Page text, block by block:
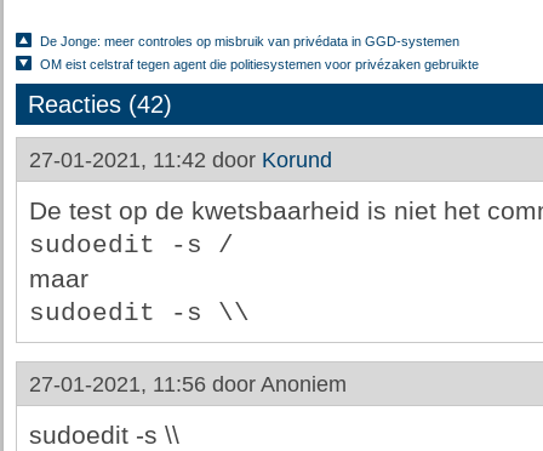
De Jonge: meer controles op misbruik van privédata in GGD-systemen
OM eist celstraf tegen agent die politiesystemen voor privézaken gebruikte
Reacties (42)
27-01-2021, 11:42 door Korund
De test op de kwetsbaarheid is niet het
sudoedit -s /
maar
sudoedit -s \\
27-01-2021, 11:56 door Anoniem
sudoedit -s \\